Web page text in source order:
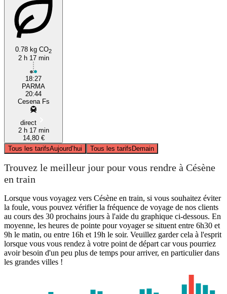
0.78 kg CO2
2 h 17 min
18:27
PARMA
20:44
Cesena Fs
direct
2 h 17 min
14,80 €
Tous les tarifsAujourd’hui Tous les tarifsDemain
Trouvez le meilleur jour pour vous rendre à Césène
en train
Lorsque vous voyagez vers Césène en train, si vous souhaitez éviter
la foule, vous pouvez vérifier la fréquence de voyage de nos clients
au cours des 30 prochains jours à l'aide du graphique ci-dessous. En
moyenne, les heures de pointe pour voyager se situent entre 6h30 et
9h le matin, ou entre 16h et 19h le soir. Veuillez garder cela à l'esprit
lorsque vous vous rendez à votre point de départ car vous pourriez
avoir besoin d'un peu plus de temps pour arriver, en particulier dans
les grandes villes !